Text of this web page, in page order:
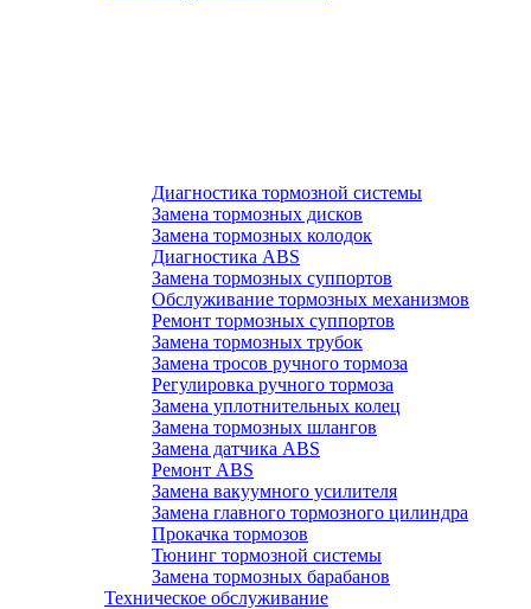
Диагностика тормозной системы
Замена тормозных дисков
Замена тормозных колодок
Диагностика ABS
Замена тормозных суппортов
Обслуживание тормозных механизмов
Ремонт тормозных суппортов
Замена тормозных трубок
Замена тросов ручного тормоза
Регулировка ручного тормоза
Замена уплотнительных колец
Замена тормозных шлангов
Замена датчика ABS
Ремонт ABS
Замена вакуумного усилителя
Замена главного тормозного цилиндра
Прокачка тормозов
Тюнинг тормозной системы
Замена тормозных барабанов
Техническое обслуживание